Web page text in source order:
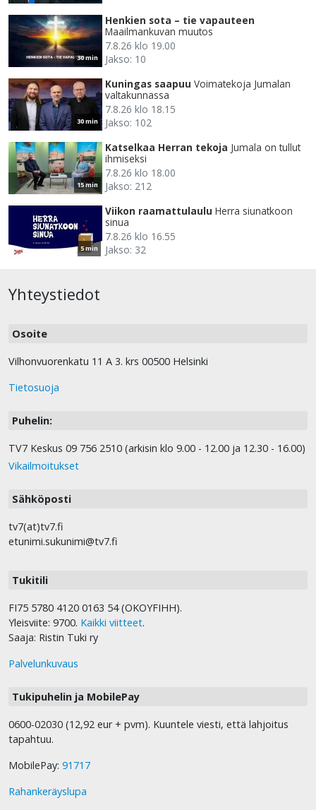
30 min
Henkien sota – tie vapauteen
Maailmankuvan muutos
7.8.26 klo 19.00
Jakso: 10
30 min
Kuningas saapuu Voimatekoja Jumalan
valtakunnassa
7.8.26 klo 18.15
Jakso: 102
15 min
Katselkaa Herran tekoja Jumala on tullut
ihmiseksi
7.8.26 klo 18.00
Jakso: 212
5 min
Viikon raamattulaulu Herra siunatkoon
sinua
7.8.26 klo 16.55
Jakso: 32
Yhteystiedot
Osoite
Vilhonvuorenkatu 11 A 3. krs 00500 Helsinki
Tietosuoja
Puhelin:
TV7 Keskus 09 756 2510 (arkisin klo 9.00 - 12.00 ja 12.30 - 16.00)
Vikailmoitukset
Sähköposti
tv7(at)tv7.fi
etunimi.sukunimi@tv7.fi
Tukitili
FI75 5780 4120 0163 54 (OKOYFIHH).
Yleisviite: 9700. Kaikki viitteet.
Saaja: Ristin Tuki ry
Palvelunkuvaus
Tukipuhelin ja MobilePay
0600-02030 (12,92 eur + pvm). Kuuntele viesti, että lahjoitus
tapahtuu.
MobilePay: 91717
Rahankeräyslupa